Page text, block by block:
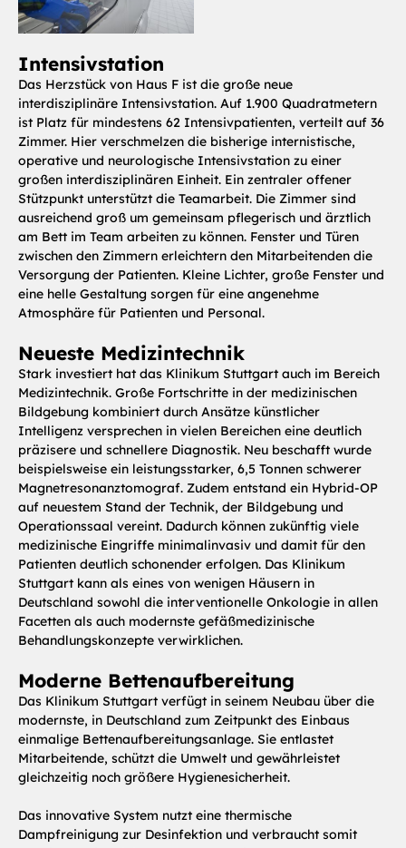
Intensivstation
Das Herzstück von Haus F ist die große neue
interdisziplinäre Intensivstation. Auf 1.900 Quadratmetern
ist Platz für mindestens 62 Intensivpatienten, verteilt auf 36
Zimmer. Hier verschmelzen die bisherige internistische,
operative und neurologische Intensivstation zu einer
großen interdisziplinären Einheit. Ein zentraler offener
Stützpunkt unterstützt die Teamarbeit. Die Zimmer sind
ausreichend groß um gemeinsam pflegerisch und ärztlich
am Bett im Team arbeiten zu können. Fenster und Türen
zwischen den Zimmern erleichtern den Mitarbeitenden die
Versorgung der Patienten. Kleine Lichter, große Fenster und
eine helle Gestaltung sorgen für eine angenehme
Atmosphäre für Patienten und Personal.
Neueste Medizintechnik
Stark investiert hat das Klinikum Stuttgart auch im Bereich
Medizintechnik. Große Fortschritte in der medizinischen
Bildgebung kombiniert durch Ansätze künstlicher
Intelligenz versprechen in vielen Bereichen eine deutlich
präzisere und schnellere Diagnostik. Neu beschafft wurde
beispielsweise ein leistungsstarker, 6,5 Tonnen schwerer
Magnetresonanztomograf. Zudem entstand ein Hybrid-OP
auf neuestem Stand der Technik, der Bildgebung und
Operationssaal vereint. Dadurch können zukünftig viele
medizinische Eingriffe minimalinvasiv und damit für den
Patienten deutlich schonender erfolgen. Das Klinikum
Stuttgart kann als eines von wenigen Häusern in
Deutschland sowohl die interventionelle Onkologie in allen
Facetten als auch modernste gefäßmedizinische
Behandlungskonzepte verwirklichen.
Moderne Bettenaufbereitung
Das Klinikum Stuttgart verfügt in seinem Neubau über die
modernste, in Deutschland zum Zeitpunkt des Einbaus
einmalige Bettenaufbereitungsanlage. Sie entlastet
Mitarbeitende, schützt die Umwelt und gewährleistet
gleichzeitig noch größere Hygienesicherheit.
Das innovative System nutzt eine thermische
Dampfreinigung zur Desinfektion und verbraucht somit